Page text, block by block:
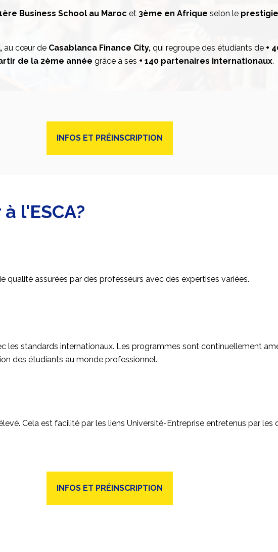
ère Business School au Maroc et 3ème en Afrique selon le
au cœur de Casablanca Finance City, qui regroupe des étudiants de +
de la 2ème année grâce à ses + 140 partenaires internationaux.
INFOS ET PRÉINSCRIPTION
l'ESCA?
qualité assurées par des professeurs avec des expertises variées.
les standards internationaux. Les programmes sont continuellement
des étudiants au monde professionnel.
Cela est facilité par les liens Université-Entreprise entretenus par
INFOS ET PRÉINSCRIPTION